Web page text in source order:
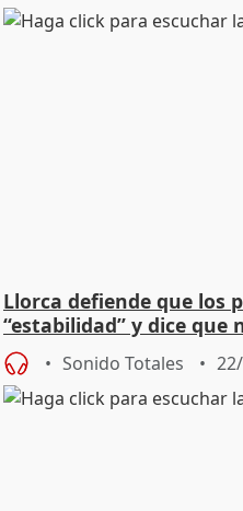
Llorca defiende que los
“estabilidad” y dice que
Sonido Totales